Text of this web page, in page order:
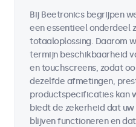
Bij Beetronics begrijpen
een essentieel onderdeel
totaaloplossing. Daarom
termijn beschikbaarheid
en touchscreens, zodat
dezelfde afmetingen,
productspecificaties kan
biedt de zekerheid dat
blijven functioneren en